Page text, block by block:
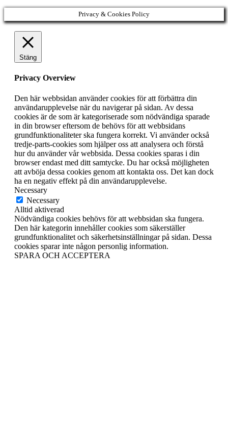
Privacy & Cookies Policy
Stäng
Privacy Overview
Den här webbsidan använder cookies för att förbättra din
användarupplevelse när du navigerar på sidan. Av dessa
cookies är de som är kategoriserade som nödvändiga sparade
in din browser eftersom de behövs för att webbsidans
grundfunktionaliteter ska fungera korrekt. Vi använder också
tredje-parts-cookies som hjälper oss att analysera och förstå
hur du använder vår webbsida. Dessa cookies sparas i din
browser endast med ditt samtycke. Du har också möjligheten
att avböja dessa cookies genom att kontakta oss. Det kan dock
ha en negativ effekt på din användarupplevelse.
Necessary
Necessary
Alltid aktiverad
Nödvändiga cookies behövs för att webbsidan ska fungera.
Den här kategorin innehåller cookies som säkerställer
grundfunktionalitet och säkerhetsinställningar på sidan. Dessa
cookies sparar inte någon personlig information.
SPARA OCH ACCEPTERA